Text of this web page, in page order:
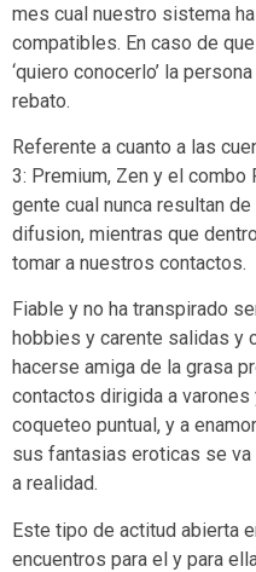
mes cual nuestro sistema
compatibles. En caso de
‘quiero conocerlo’ la
rebato.
Referente a cuanto a las
3: Premium, Zen y el combo
gente cual nunca resultan
difusion, mientras que
tomar a nuestros contactos.
Fiable y no ha transpirado
hobbies y carente salidas y
hacerse amiga de la grasa
contactos dirigida a varones
coqueteo puntual, y a
sus fantasias eroticas se
a realidad.
Este tipo de actitud abierta
encuentros para el y para